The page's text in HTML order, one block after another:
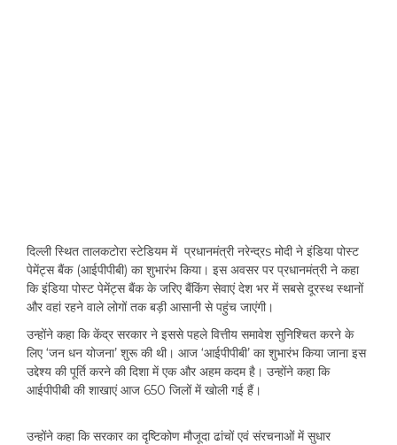
दिल्ली स्थित तालकटोरा स्टेडियम में प्रधानमंत्री नरेन्द्रs मोदी ने इंडिया पोस्ट
पेमेंट्स बैंक (आईपीपीबी) का शुभारंभ किया। इस अवसर पर प्रधानमंत्री ने कहा
कि इंडिया पोस्ट पेमेंट्स बैंक के जरिए बैंकिंग सेवाएं देश भर में सबसे दूरस्थ स्थानों
और वहां रहने वाले लोगों तक बड़ी आसानी से पहुंच जाएंगी।
उन्होंने कहा कि केंद्र सरकार ने इससे पहले वित्तीय समावेश सुनिश्चित करने के
लिए ‘जन धन योजना’ शुरू की थी। आज ‘आईपीपीबी’ का शुभारंभ किया जाना इस
उद्देश्य की पूर्ति करने की दिशा में एक और अहम कदम है। उन्होंने कहा कि
आईपीपीबी की शाखाएं आज 650 जिलों में खोली गई हैं।
उन्होंने कहा कि सरकार का दृष्टिकोण मौजूदा ढांचों एवं संरचनाओं में सुधार